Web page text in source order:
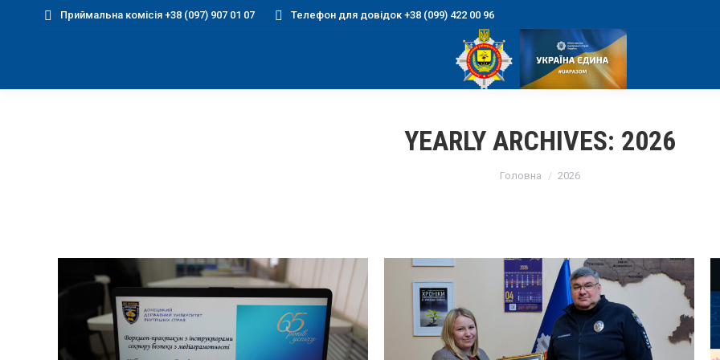
Приймальна комісія +38 (097) 907 01 07 Телефон для довідок +38 (099) 422 00 96
YEARLY ARCHIVES: 2026
Головна 2026